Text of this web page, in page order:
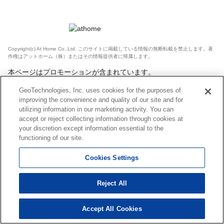
Copyright(c) At Home Co.,Ltd. このサイトに掲載している情報の無断転載を禁止します。著
作権はアットホーム（株）またはその情報提供者に帰属します。
本ページはプロモーションが含まれています。
GeoTechnologies, Inc. uses cookies for the purposes of
improving the convenience and quality of our site and for
utilizing information in our marketing activity. You can
accept or reject collecting information through cookies at
your discretion except information essential to the
functioning of our site.
Cookies Settings
Reject All
Accept All Cookies